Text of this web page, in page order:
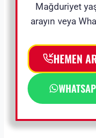
Mağduriyet
arayın veya
HEMEN